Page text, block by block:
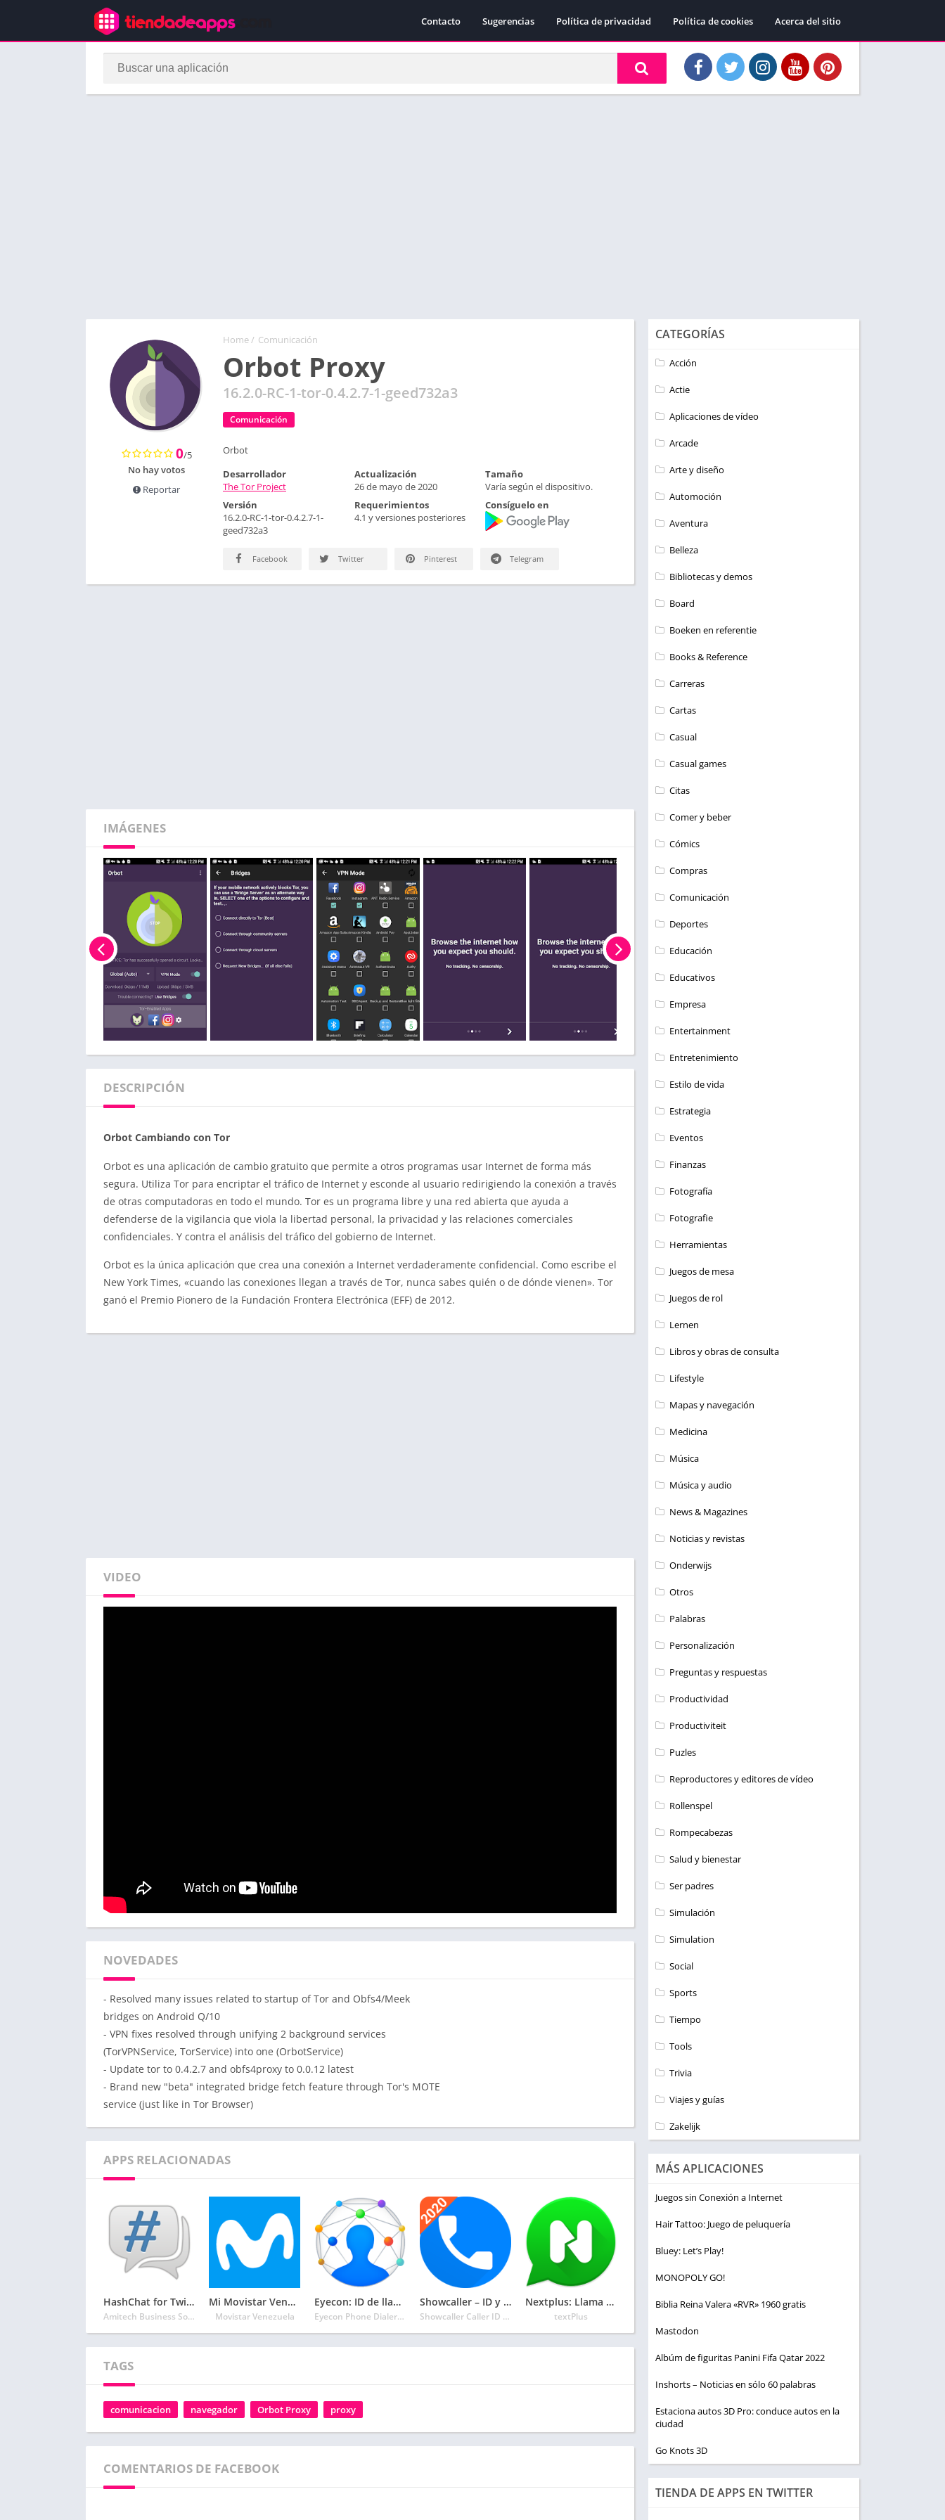
Contacto Sugerencias Política de privacidad Política de cookies Acerca del sitio
Home/ Comunicación
Orbot Proxy
16.2.0-RC-1-tor-0.4.2.7-1-geed732a3
Comunicación
Orbot
0/5
No hay votos
Reportar
Desarrollador
The Tor Project
Actualización
26 de mayo de 2020
Tamaño
Varía según el dispositivo.
Versión
16.2.0-RC-1-tor-0.4.2.7-1-
geed732a3
Requerimientos
4.1 y versiones posteriores
Consíguelo en
Facebook Twitter Pinterest Telegram
IMÁGENES
DESCRIPCIÓN
Orbot Cambiando con Tor
Orbot es una aplicación de cambio gratuito que permite a otros programas usar Internet de forma más
segura. Utiliza Tor para encriptar el tráfico de Internet y esconde al usuario redirigiendo la conexión a través
de otras computadoras en todo el mundo. Tor es un programa libre y una red abierta que ayuda a
defenderse de la vigilancia que viola la libertad personal, la privacidad y las relaciones comerciales
confidenciales. Y contra el análisis del tráfico del gobierno de Internet.
Orbot es la única aplicación que crea una conexión a Internet verdaderamente confidencial. Como escribe el
New York Times, «cuando las conexiones llegan a través de Tor, nunca sabes quién o de dónde vienen». Tor
ganó el Premio Pionero de la Fundación Frontera Electrónica (EFF) de 2012.
VIDEO
NOVEDADES
- Resolved many issues related to startup of Tor and Obfs4/Meek
bridges on Android Q/10
- VPN fixes resolved through unifying 2 background services
(TorVPNService, TorService) into one (OrbotService)
- Update tor to 0.4.2.7 and obfs4proxy to 0.0.12 latest
- Brand new "beta" integrated bridge fetch feature through Tor's MOTE
service (just like in Tor Browser)
APPS RELACIONADAS
HashChat for Twitter
Amitech Business Solutions
Mi Movistar Venezuela-Saldo, Recargas, Pagos y más
Movistar Venezuela
Eyecon: ID de llamadas, Marcador, contactos telf.
Eyecon Phone Dialer & Contacts
Showcaller – ID y bloqueo
Showcaller Caller ID Studio
Nextplus: Llama Gratis + Texto
textPlus
TAGS
comunicacion navegador Orbot Proxy proxy
COMENTARIOS DE FACEBOOK
CATEGORÍAS
Acción
Actie
Aplicaciones de vídeo
Arcade
Arte y diseño
Automoción
Aventura
Belleza
Bibliotecas y demos
Board
Boeken en referentie
Books & Reference
Carreras
Cartas
Casual
Casual games
Citas
Comer y beber
Cómics
Compras
Comunicación
Deportes
Educación
Educativos
Empresa
Entertainment
Entretenimiento
Estilo de vida
Estrategia
Eventos
Finanzas
Fotografía
Fotografie
Herramientas
Juegos de mesa
Juegos de rol
Lernen
Libros y obras de consulta
Lifestyle
Mapas y navegación
Medicina
Música
Música y audio
News & Magazines
Noticias y revistas
Onderwijs
Otros
Palabras
Personalización
Preguntas y respuestas
Productividad
Productiviteit
Puzles
Reproductores y editores de vídeo
Rollenspel
Rompecabezas
Salud y bienestar
Ser padres
Simulación
Simulation
Social
Sports
Tiempo
Tools
Trivia
Viajes y guías
Zakelijk
MÁS APLICACIONES
Juegos sin Conexión a Internet
Hair Tattoo: Juego de peluquería
Bluey: Let’s Play!
MONOPOLY GO!
Biblia Reina Valera «RVR» 1960 gratis
Mastodon
Albúm de figuritas Panini Fifa Qatar 2022
Inshorts – Noticias en sólo 60 palabras
Estaciona autos 3D Pro: conduce autos en la
ciudad
Go Knots 3D
TIENDA DE APPS EN TWITTER